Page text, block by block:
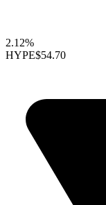
2.12%
HYPE$54.70